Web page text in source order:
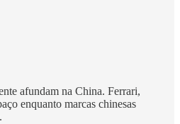
afundam na China. Ferrari,
enquanto marcas chinesas